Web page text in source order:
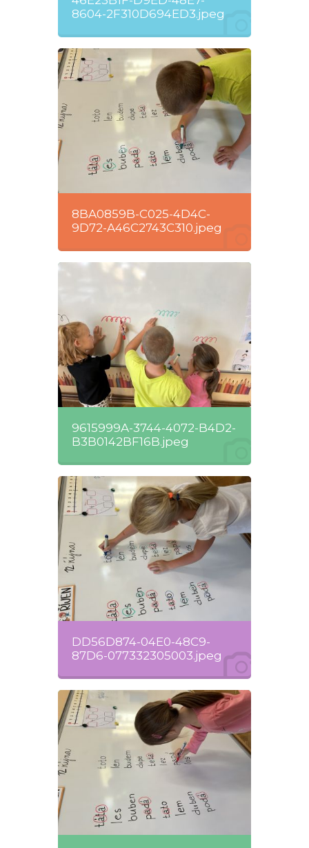
8604-2F310D694ED3.jpeg
8BA0859B-C025-4D4C-
9D72-A46C2743C310.jpeg
9615999A-3744-4072-B4D2-
B3B0142BF16B.jpeg
DD56D874-04E0-48C9-
87D6-077332305003.jpeg